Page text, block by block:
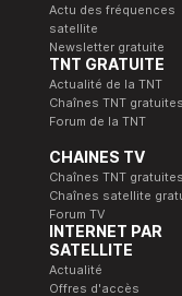
Actu des fréquences
satellite
Newsletter gratuite
TNT GRATUITE
Actualité de la TNT
Chaînes TNT gratuites
Forum de la TNT
CHAINES TV
Chaînes TNT gratuites
Chaînes satellite
Forum TV
INTERNET PAR
SATELLITE
Actualité
Offres d'accès